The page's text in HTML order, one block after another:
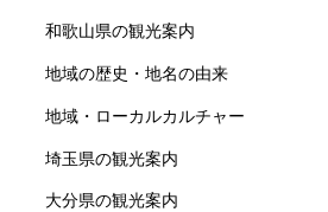
和歌山県の観光案内
地域の歴史・地名の由来
地域・ローカルカルチャー
埼玉県の観光案内
大分県の観光案内